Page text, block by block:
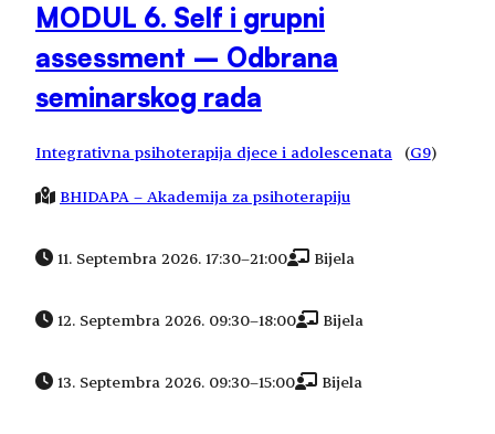
MODUL 6. Self i grupni
assessment – Odbrana
seminarskog rada
Integrativna psihoterapija djece i adolescenata (G9)
BHIDAPA – Akademija za psihoterapiju
11. Septembra 2026. 17:30–21:00 Bijela
12. Septembra 2026. 09:30–18:00 Bijela
13. Septembra 2026. 09:30–15:00 Bijela